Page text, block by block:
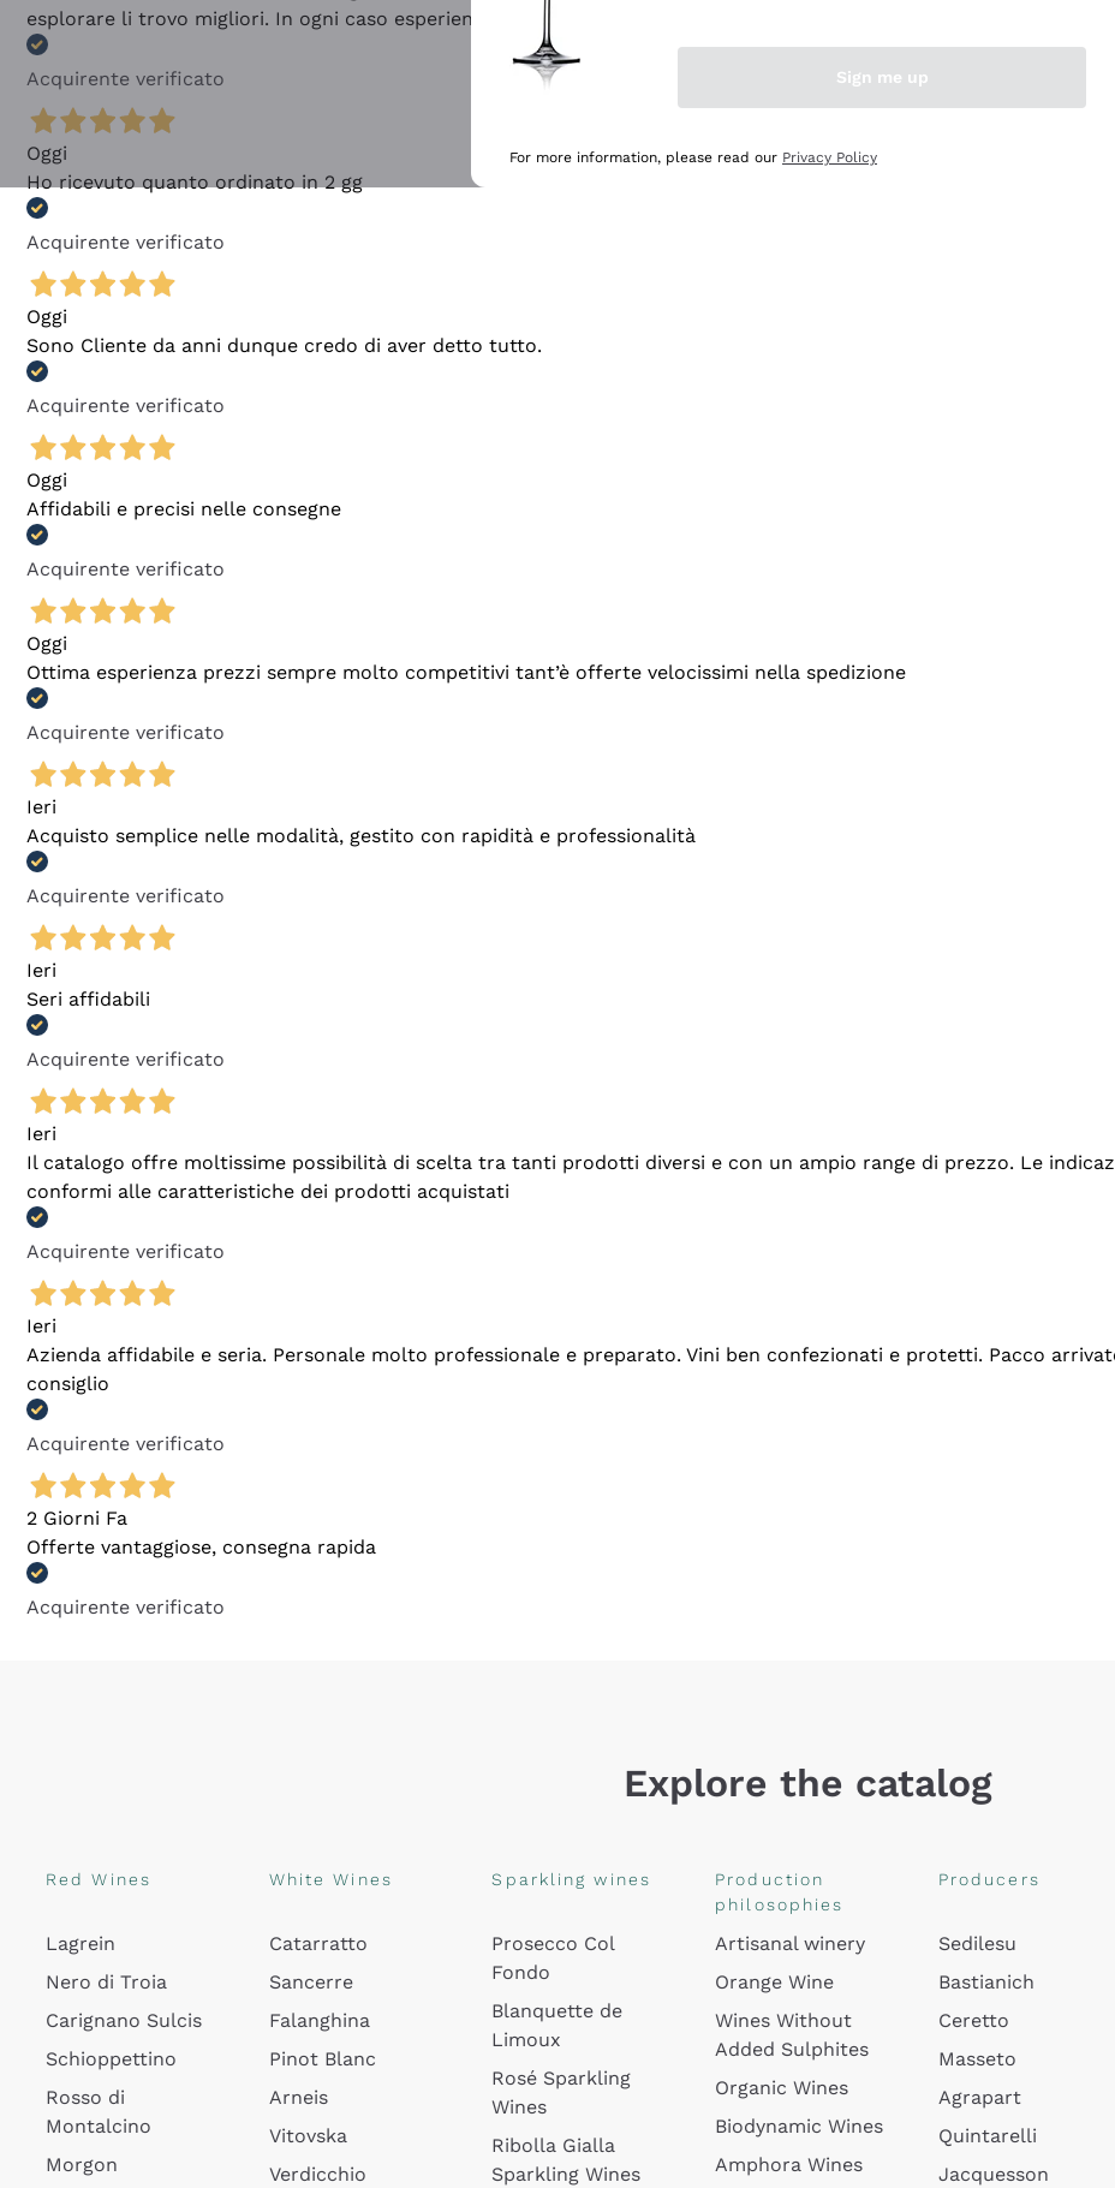
esplorare li trovo migliori. In ogni caso esperienza buona e lo consiglio! 👍
Acquirente verificato
Oggi
Ho ricevuto quanto ordinato in 2 gg
Acquirente verificato
Oggi
Sono Cliente da anni dunque credo di aver detto tutto.
Acquirente verificato
Oggi
Affidabili e precisi nelle consegne
Acquirente verificato
Oggi
Ottima esperienza prezzi sempre molto competitivi tant’è offerte velocissimi nella spedizione
Acquirente verificato
Ieri
Acquisto semplice nelle modalità, gestito con rapidità e professionalità
Acquirente verificato
Ieri
Seri affidabili
Acquirente verificato
Ieri
Il catalogo offre moltissime possibilità di scelta tra tanti prodotti diversi e con un ampio range di prezzo. Le
conformi alle caratteristiche dei prodotti acquistati
Acquirente verificato
Ieri
Azienda affidabile e seria. Personale molto professionale e preparato. Vini ben confezionati e protetti. Pacco
consiglio
Acquirente verificato
2 Giorni Fa
Offerte vantaggiose, consegna rapida
Acquirente verificato
Explore the catalog
Red Wines
Lagrein
Nero di Troia
Carignano Sulcis
Schioppettino
Rosso di
Montalcino
Morgon
White Wines
Catarratto
Sancerre
Falanghina
Pinot Blanc
Arneis
Vitovska
Verdicchio
Sparkling wines
Prosecco Col
Fondo
Blanquette de
Limoux
Rosé Sparkling
Wines
Ribolla Gialla
Sparkling Wines
Production
philosophies
Artisanal winery
Orange Wine
Wines Without
Added Sulphites
Organic Wines
Biodynamic Wines
Amphora Wines
Producers
Sedilesu
Bastianich
Ceretto
Masseto
Agrapart
Quintarelli
Jacquesson
Sign me up
For more information, please read our Privacy Policy